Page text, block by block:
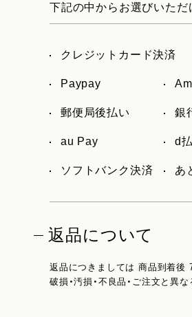
下記の中からお選びいただ
クレジットカード決済
Paypay
郵便局後払い 銀
au Pay d
ソフトバンク決済 あ
返品について
返品につきましては 商品到着後
破損・汚損・不良品・ご注文と異